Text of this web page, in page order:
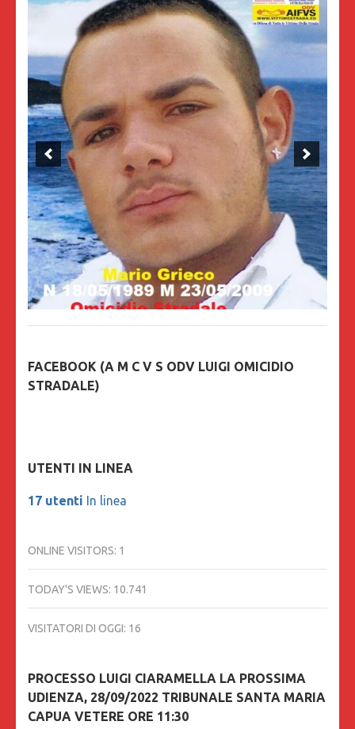
FACEBOOK (A M C V S ODV LUIGI OMICIDIO
STRADALE)
UTENTI IN LINEA
17 utenti In linea
ONLINE VISITORS: 1
TODAY'S VIEWS: 10.741
VISITATORI DI OGGI: 16
PROCESSO LUIGI CIARAMELLA LA PROSSIMA
UDIENZA, 28/09/2022 TRIBUNALE SANTA MARIA
CAPUA VETERE ORE 11:30